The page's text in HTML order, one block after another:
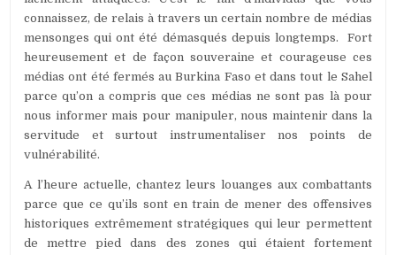
connaissez, de relais à travers un certain nombre de médias
mensonges qui ont été démasqués depuis longtemps. Fort
heureusement et de façon souveraine et courageuse ces
médias ont été fermés au Burkina Faso et dans tout le Sahel
parce qu’on a compris que ces médias ne sont pas là pour
nous informer mais pour manipuler, nous maintenir dans la
servitude et surtout instrumentaliser nos points de
vulnérabilité.
A l’heure actuelle, chantez leurs louanges aux combattants
parce que ce qu’ils sont en train de mener des offensives
historiques extrêmement stratégiques qui leur permettent
de mettre pied dans des zones qui étaient fortement